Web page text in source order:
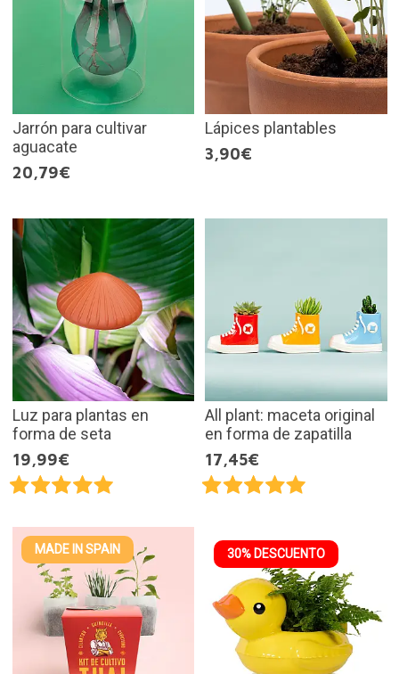
Jarrón para cultivar
aguacate
20,79€
Lápices plantables
3,90€
Luz para plantas en
forma de seta
19,99€
All plant: maceta original
en forma de zapatilla
17,45€
MADE IN SPAIN 30% DESCUENTO